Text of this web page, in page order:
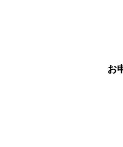
お